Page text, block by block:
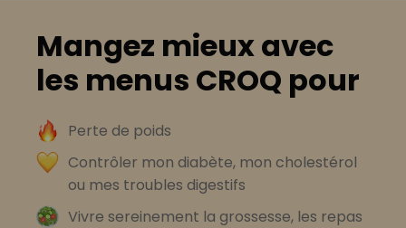
Mangez mieux avec
les menus CROQ pour
Perte de poids
Contrôler mon diabète, mon cholestérol
ou mes troubles digestifs
Vivre sereinement la grossesse, les repas